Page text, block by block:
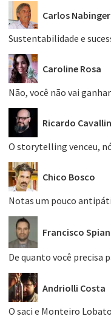
Carlos Nabinger
Sustentabilidade e
Caroline Rosa
Não, você não vai
Ricardo
O storytelling venceu,
Chico Bosco
Notas um pouco
Francisco
De quanto você precisa
Andriolli Costa
O saci e Monteiro Lobato